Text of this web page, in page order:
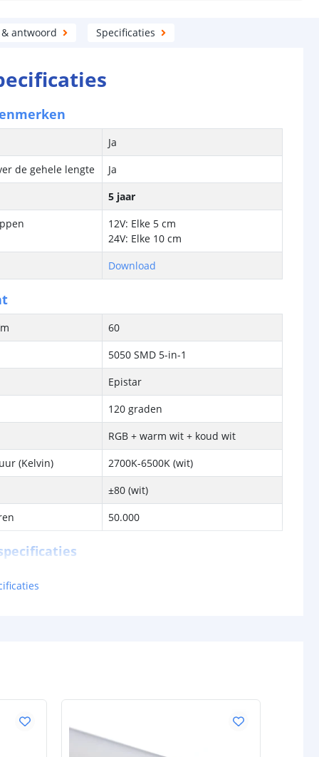
antwoord Specificaties
Ja
de gehele lengte
Ja
5 jaar
12V: Elke 5 cm
24V: Elke 10 cm
Download
60
5050 SMD 5-in-1
Epistar
120 graden
RGB + warm wit + koud wit
(Kelvin)
2700K-6500K (wit)
±80 (wit)
50.000
p/m
R = 91
WW = 313